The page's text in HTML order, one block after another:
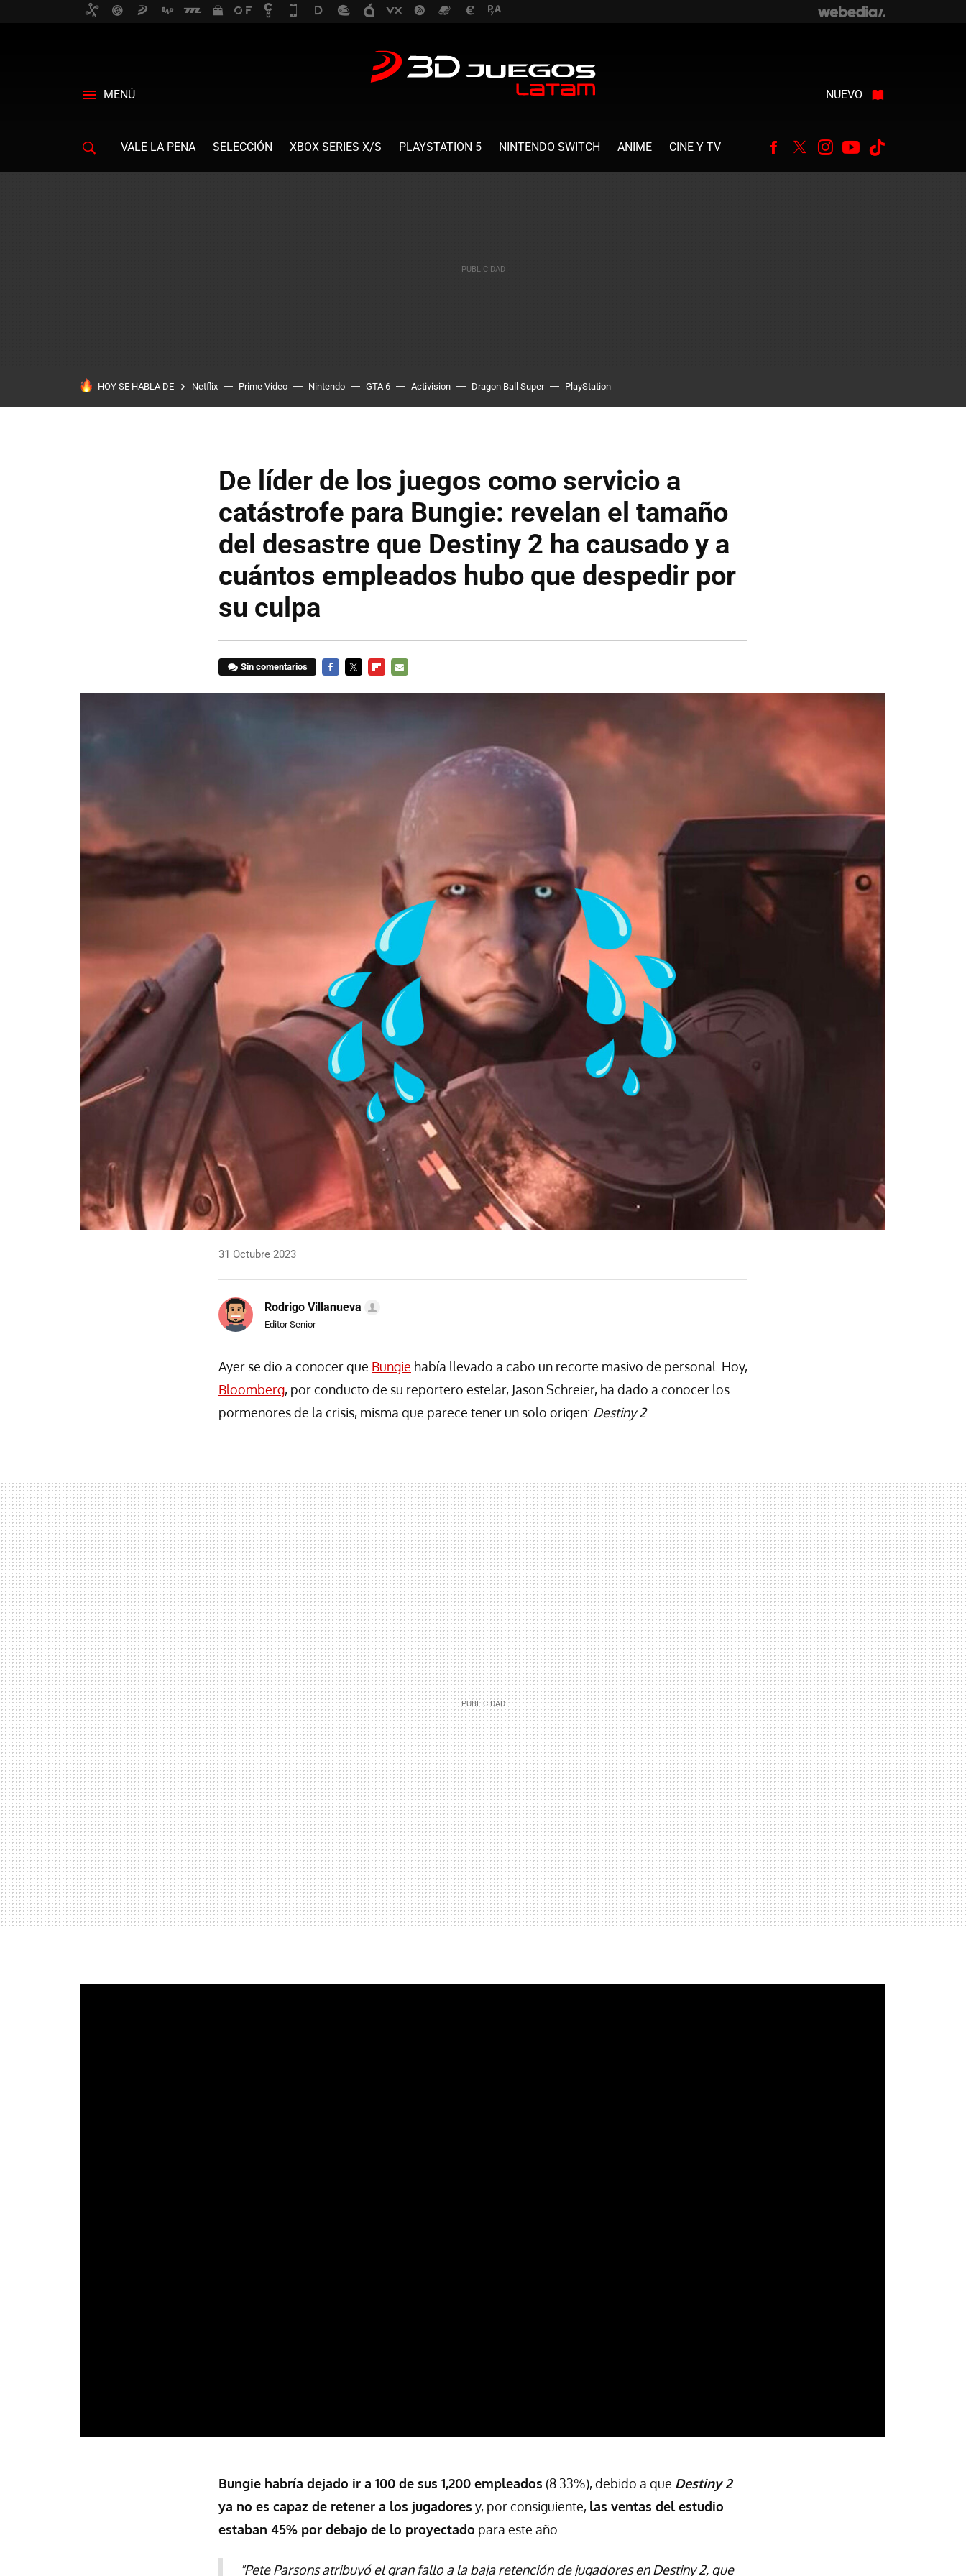
MENÚ NUEVO
VALE LA PENA SELECCIÓN XBOX SERIES X/S PLAYSTATION 5 NINTENDO SWITCH ANIME CINE Y TV Facebook
TwitterInstagram
Youtube
HOY SE HABLA DE Netflix Prime Video Nintendo GTA 6 Activision Dragon Ball Super PlayStation
De líder de los juegos como servicio a
catástrofe para Bungie: revelan el tamaño
del desastre que Destiny 2 ha causado y a
cuántos empleados hubo que despedir por
su culpa
Sin comentarios
31 Octubre 2023
Rodrigo Villanueva
Editor Senior
Ayer se dio a conocer que Bungie había llevado a cabo un recorte masivo de personal. Hoy,
Bloomberg, por conducto de su reportero estelar, Jason Schreier, ha dado a conocer los
pormenores de la crisis, misma que parece tener un solo origen: Destiny 2.
Bungie habría dejado ir a 100 de sus 1,200 empleados (8.33%), debido a que Destiny 2
ya no es capaz de retener a los jugadores y, por consiguiente, las ventas del estudio
estaban 45% por debajo de lo proyectado para este año.
"Pete Parsons atribuyó el gran fallo a la baja retención de jugadores en Destiny 2, que